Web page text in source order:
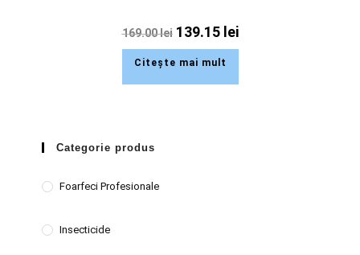
169.00lei 139.15 lei
Citește mai mult
Categorie produs
Foarfeci Profesionale
Insecticide